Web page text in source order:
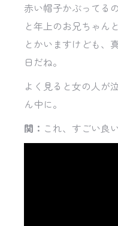
赤い帽子かぶってる
と年上のお兄ちゃん
とかいますけども、
日だね。
よく見ると女の人が
ん中に。
関： これ、すごい良